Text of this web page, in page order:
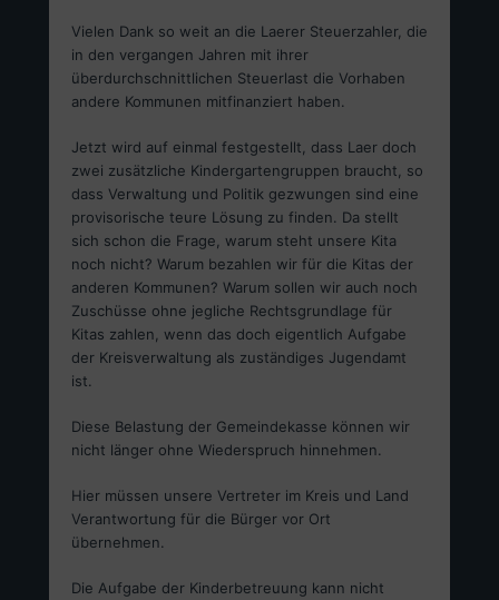
Vielen Dank so weit an die Laerer Steuerzahler, die
in den vergangen Jahren mit ihrer
überdurchschnittlichen Steuerlast die Vorhaben
andere Kommunen mitfinanziert haben.
Jetzt wird auf einmal festgestellt, dass Laer doch
zwei zusätzliche Kindergartengruppen braucht, so
dass Verwaltung und Politik gezwungen sind eine
provisorische teure Lösung zu finden. Da stellt
sich schon die Frage, warum steht unsere Kita
noch nicht? Warum bezahlen wir für die Kitas der
anderen Kommunen? Warum sollen wir auch noch
Zuschüsse ohne jegliche Rechtsgrundlage für
Kitas zahlen, wenn das doch eigentlich Aufgabe
der Kreisverwaltung als zuständiges Jugendamt
ist.
Diese Belastung der Gemeindekasse können wir
nicht länger ohne Wiederspruch hinnehmen.
Hier müssen unsere Vertreter im Kreis und Land
Verantwortung für die Bürger vor Ort
übernehmen.
Die Aufgabe der Kinderbetreuung kann nicht